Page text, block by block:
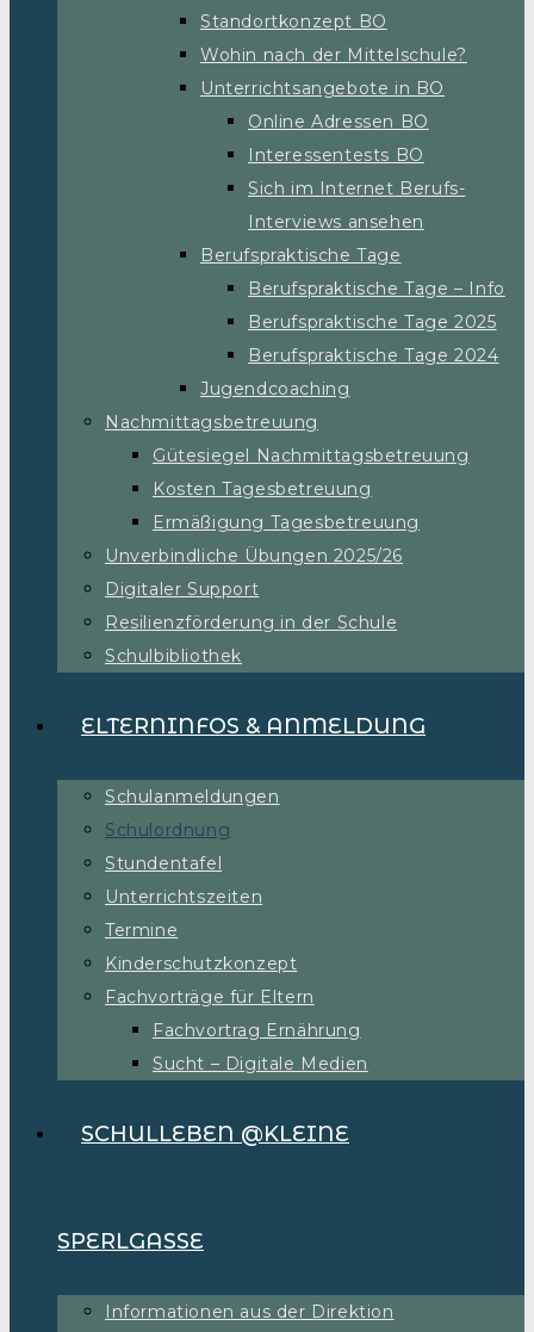
Standortkonzept BO
Wohin nach der Mittelschule?
Unterrichtsangebote in BO
Online Adressen BO
Interessentests BO
Sich im Internet Berufs-
Interviews ansehen
Berufspraktische Tage
Berufspraktische Tage – Info
Berufspraktische Tage 2025
Berufspraktische Tage 2024
Jugendcoaching
Nachmittagsbetreuung
Gütesiegel Nachmittagsbetreuung
Kosten Tagesbetreuung
Ermäßigung Tagesbetreuung
Unverbindliche Übungen 2025/26
Digitaler Support
Resilienzförderung in der Schule
Schulbibliothek
ELTERNINFOS & ANMELDUNG
Schulanmeldungen
Schulordnung
Stundentafel
Unterrichtszeiten
Termine
Kinderschutzkonzept
Fachvorträge für Eltern
Fachvortrag Ernährung
Sucht – Digitale Medien
SCHULLEBEN @KLEINE
SPERLGASSE
Informationen aus der Direktion